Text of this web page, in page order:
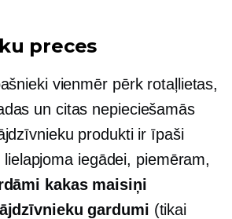
preces
vienmēr pērk rotaļlietas,
un citas nepieciešamās
produkti ir īpaši
lielapjoma iegādei, piemēram,
kakas maisiņi
gardumi (tikai